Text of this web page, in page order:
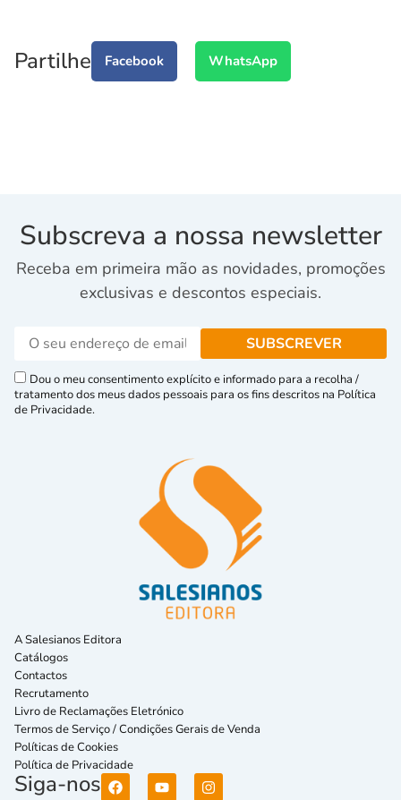
Partilhe Facebook WhatsApp
Subscreva a nossa newsletter
Receba em primeira mão as novidades, promoções
exclusivas e descontos especiais.
Dou o meu consentimento explícito e informado para a recolha /
tratamento dos meus dados pessoais para os fins descritos na Política
de Privacidade.
A Salesianos Editora
Catálogos
Contactos
Recrutamento
Livro de Reclamações Eletrónico
Termos de Serviço / Condições Gerais de Venda
Políticas de Cookies
Política de Privacidade
Siga-nos